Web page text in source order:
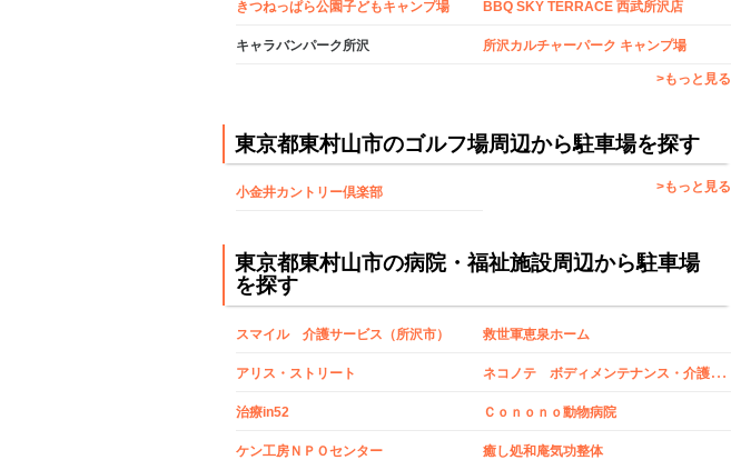
きつねっぱら公園子どもキャンプ場 BBQ SKY TERRACE 西武所沢店
キャラバンパーク所沢 所沢カルチャーパーク キャンプ場
>もっと見る
東京都東村山市のゴルフ場周辺から駐車場を探す
小金井カントリー倶楽部 >もっと見る
東京都東村山市の病院・福祉施設周辺から駐車場
を探す
スマイル 介護サービス（所沢市） 救世軍恵泉ホーム
アリス・ストリート ネ
コノテ ボディメンテナンス・介護・サポート
治療in52 Ｃｏｎｏｎｏ動物病院
ケン工房ＮＰＯセンター 癒し処和庵気功整体